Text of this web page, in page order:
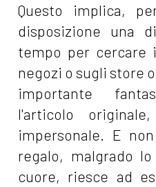
Questo implica,
disposizione una
tempo per cercare
negozi o sugli store
importante
l'articolo
impersonale. E
regalo, malgrado
cuore, riesce ad